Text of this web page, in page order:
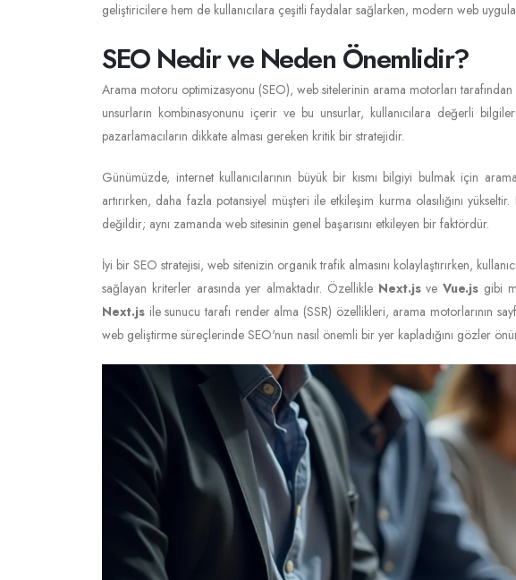
geliştiricilere hem de kullanıcılara çeşitli faydalar sağlarken, modern web
SEO Nedir ve Neden Önemlidir?
Arama motoru optimizasyonu (SEO), web sitelerinin arama motorları tarafından
unsurların kombinasyonunu içerir ve bu unsurlar, kullanıcılara değerli
pazarlamacıların dikkate alması gereken kritik bir stratejidir.
Günümüzde, internet kullanıcılarının büyük bir kısmı bilgiyi bulmak için
artırırken, daha fazla potansiyel müşteri ile etkileşim kurma olasılığını
değildir; aynı zamanda web sitesinin genel başarısını etkileyen bir faktördür.
İyi bir SEO stratejisi, web sitenizin organik trafik almasını kolaylaştırırken,
sağlayan kriterler arasında yer almaktadır. Özellikle Next.jsveVue.js gibi
Next.js ile sunucu tarafı render alma (SSR) özellikleri, arama motorlarının
web geliştirme süreçlerinde SEO'nun nasıl önemli bir yer kapladığını gözler